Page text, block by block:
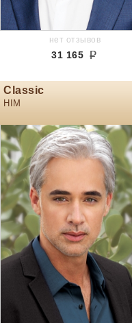
нет отзывов
31 165
Classic
HIM